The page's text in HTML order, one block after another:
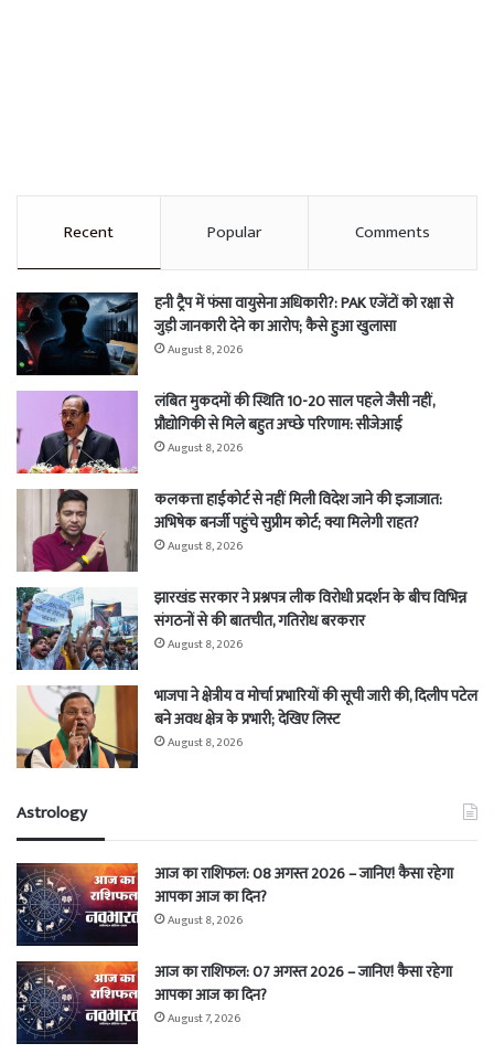
Recent Popular Comments
हनी ट्रैप में फंसा वायुसेना अधिकारी?: PAK एजेंटों को रक्षा से
जुड़ी जानकारी देने का आरोप; कैसे हुआ खुलासा
August 8, 2026
लंबित मुकदमों की स्थिति 10-20 साल पहले जैसी नहीं,
प्रौद्योगिकी से मिले बहुत अच्छे परिणाम: सीजेआई
August 8, 2026
कलकत्ता हाईकोर्ट से नहीं मिली विदेश जाने की इजाजात:
अभिषेक बनर्जी पहुंचे सुप्रीम कोर्ट; क्या मिलेगी राहत?
August 8, 2026
झारखंड सरकार ने प्रश्नपत्र लीक विरोधी प्रदर्शन के बीच विभिन्न
संगठनों से की बातचीत, गतिरोध बरकरार
August 8, 2026
भाजपा ने क्षेत्रीय व मोर्चा प्रभारियों की सूची जारी की, दिलीप पटेल
बने अवध क्षेत्र के प्रभारी; देखिए लिस्ट
August 8, 2026
Astrology
आज का राशिफल: 08 अगस्त 2026 – जानिए! कैसा रहेगा
आपका आज का दिन?
August 8, 2026
आज का राशिफल: 07 अगस्त 2026 – जानिए! कैसा रहेगा
आपका आज का दिन?
August 7, 2026